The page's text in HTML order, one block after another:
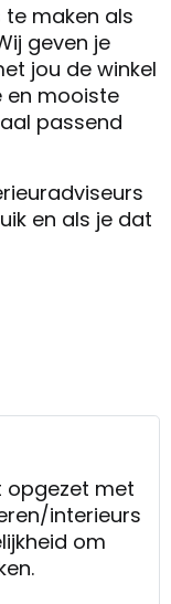
te maken als
geven je
jou de winkel
en mooiste
passend
en als je dat
opgezet met
interieurs
om